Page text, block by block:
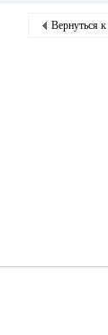
Вернуться